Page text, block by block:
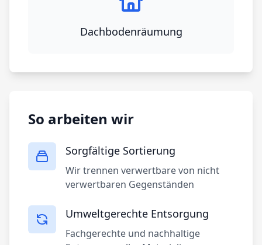
Dachbodenräumung
So arbeiten wir
Sorgfältige Sortierung
Wir trennen verwertbare von nicht
verwertbaren Gegenständen
Umweltgerechte Entsorgung
Fachgerechte und nachhaltige